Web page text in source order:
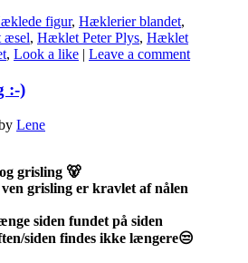
figur, Hæklerier blandet,
æsel, Hæklet Peter Plys, Hæklet
, Look a like | Leave a comment
:-)
Lene
grisling 🐻
grisling er kravlet af nålen
siden fundet på siden
siden findes ikke længere😒